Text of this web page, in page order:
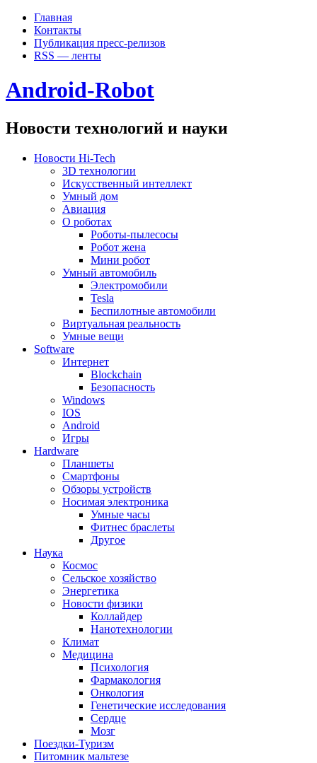
Главная
Контакты
Публикация пресс-релизов
RSS — ленты
Android-Robot
Новости технологий и науки
Новости Hi-Tech
3D технологии
Искусственный интеллект
Умный дом
Авиация
О роботах
Роботы-пылесосы
Робот жена
Мини робот
Умный автомобиль
Электромобили
Tesla
Беспилотные автомобили
Виртуальная реальность
Умные вещи
Software
Интернет
Blockchain
Безопасность
Windows
IOS
Android
Игры
Hardware
Планшеты
Смартфоны
Обзоры устройств
Носимая электроника
Умные часы
Фитнес браслеты
Другое
Наука
Космос
Сельское хозяйство
Энергетика
Новости физики
Коллайдер
Нанотехнологии
Климат
Медицина
Психология
Фармакология
Онкология
Генетические исследования
Сердце
Мозг
Поездки-Туризм
Питомник мальтезе